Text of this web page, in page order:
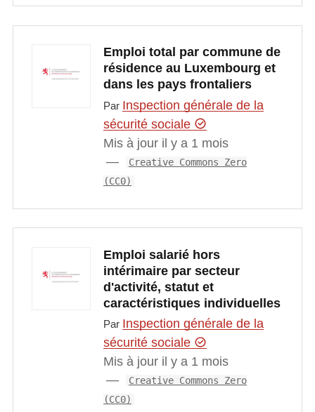
Emploi total par commune de
résidence au Luxembourg et
dans les pays frontaliers
Par Inspection générale de la
sécurité sociale
Mis à jour il y a 1 mois
Creative Commons Zero
(CC0)
Emploi salarié hors
intérimaire par secteur
d'activité, statut et
caractéristiques individuelles
Par Inspection générale de la
sécurité sociale
Mis à jour il y a 1 mois
Creative Commons Zero
(CC0)